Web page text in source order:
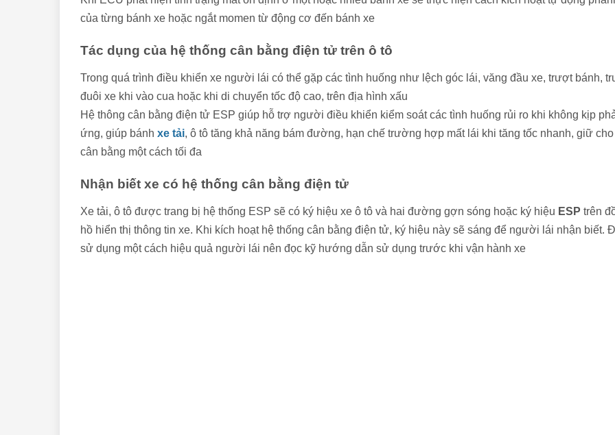
của từng bánh xe hoặc ngắt momen từ động cơ đến bánh xe
Tác dụng của hệ thống cân bằng điện tử trên ô tô
Trong quá trình điều khiển xe người lái có thể gặp các tình huống như lệch góc lái, văng đầu xe, trượt bánh,
đuôi xe khi vào cua hoặc khi di chuyển tốc độ cao, trên địa hình xấu
Hệ thông cân bằng điện tử ESP giúp hỗ trợ người điều khiển kiểm soát các tình huống rủi ro khi không kịp
ứng, giúp bánh xe tải, ô tô tăng khả năng bám đường, hạn chế trường hợp mất lái khi tăng tốc nhanh, giữ
cân bằng một cách tối đa
Nhận biết xe có hệ thống cân bằng điện tử
Xe tải, ô tô được trang bị hệ thống ESP sẽ có ký hiệu xe ô tô và hai đường gợn sóng hoặc ký hiệu ESP trên
hồ hiển thị thông tin xe. Khi kích hoạt hệ thống cân bằng điện tử, ký hiệu này sẽ sáng để người lái nhận biết.
sử dụng một cách hiệu quả người lái nên đọc kỹ hướng dẫn sử dụng trước khi vận hành xe